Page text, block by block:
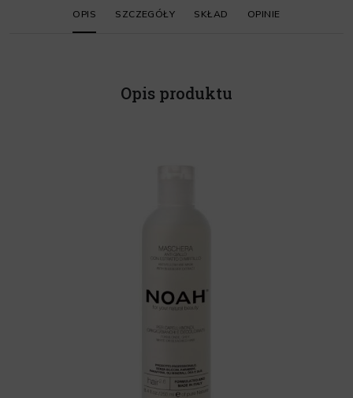
OPIS SZCZEGÓŁY SKŁAD OPINIE
Opis produktu